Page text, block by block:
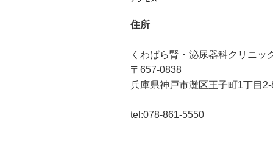
住所
くわばら腎・泌尿器科クリニッ
〒657-0838
兵庫県神戸市灘区王子町1丁目2-
tel:078-861-5550